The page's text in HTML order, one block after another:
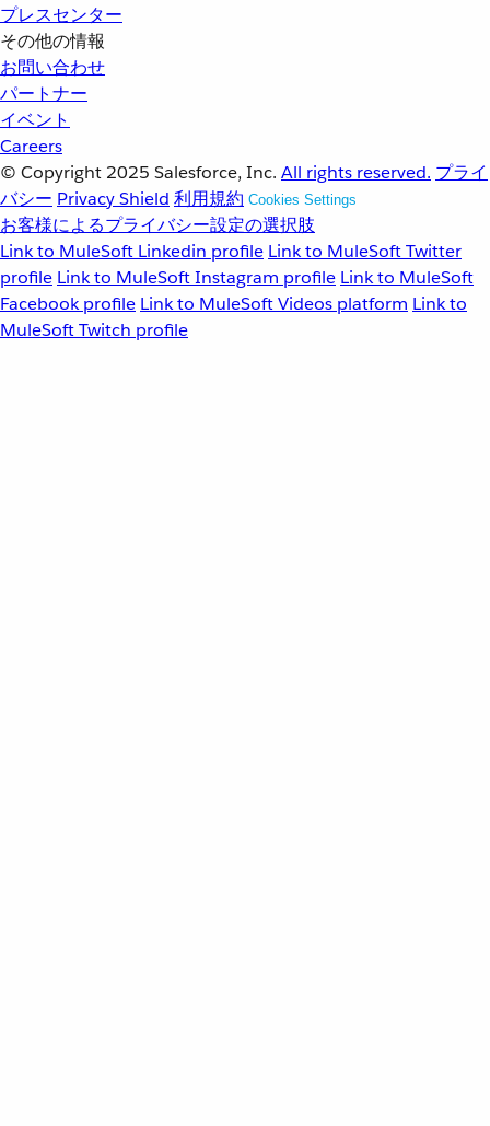
プレスセンター
その他の情報
お問い合わせ
パートナー
イベント
Careers
© Copyright 2025 Salesforce, Inc. All rights reserved. プライ
バシー Privacy Shield 利用規約 Cookies Settings
お客様によるプライバシー設定の選択肢
Link to MuleSoft Linkedin profile Link to MuleSoft Twitter
profile Link to MuleSoft Instagram profile Link to MuleSoft
Facebook profile Link to MuleSoft Videos platform Link to
MuleSoft Twitch profile